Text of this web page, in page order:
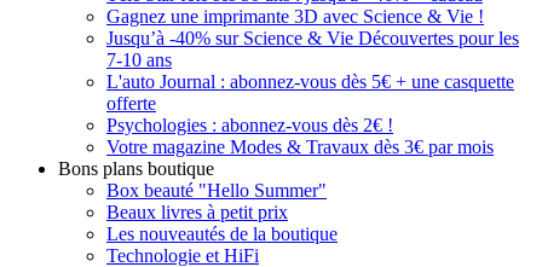
Gagnez une imprimante 3D avec Science & Vie !
Jusqu’à -40% sur Science & Vie Découvertes pour les
7-10 ans
L'auto Journal : abonnez-vous dès 5€ + une casquette
offerte
Psychologies : abonnez-vous dès 2€ !
Votre magazine Modes & Travaux dès 3€ par mois
Bons plans boutique
Box beauté "Hello Summer"
Beaux livres à petit prix
Les nouveautés de la boutique
Technologie et HiFi